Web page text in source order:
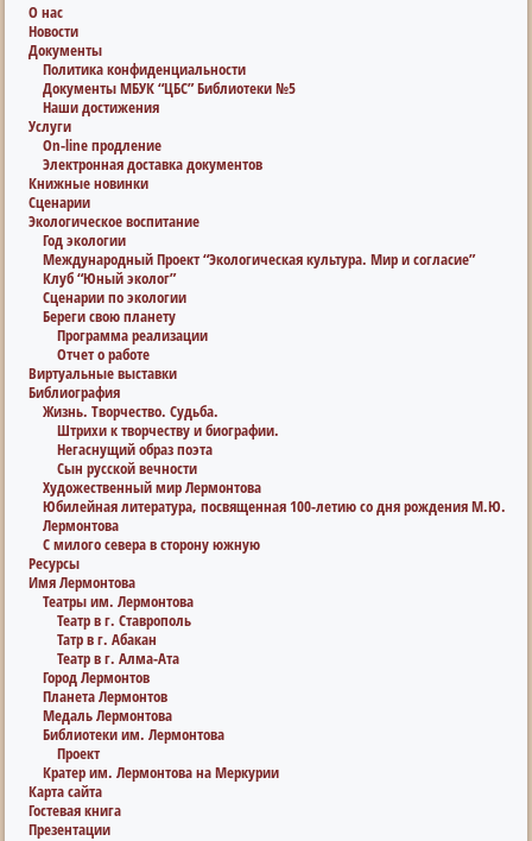
О нас
Новости
Документы
Политика конфиденциальности
Документы МБУК “ЦБС” Библиотеки №5
Наши достижения
Услуги
On-line продление
Электронная доставка документов
Книжные новинки
Сценарии
Экологическое воспитание
Год экологии
Международный Проект “Экологическая культура. Мир и согласие”
Клуб “Юный эколог”
Сценарии по экологии
Береги свою планету
Программа реализации
Отчет о работе
Виртуальные выставки
Библиография
Жизнь. Творчество. Судьба.
Штрихи к творчеству и биографии.
Негаснущий образ поэта
Сын русской вечности
Художественный мир Лермонтова
Юбилейная литература, посвященная 100-летию со дня рождения М.Ю.
Лермонтова
С милого севера в сторону южную
Ресурсы
Имя Лермонтова
Театры им. Лермонтова
Театр в г. Ставрополь
Татр в г. Абакан
Театр в г. Алма-Ата
Город Лермонтов
Планета Лермонтов
Медаль Лермонтова
Библиотеки им. Лермонтова
Проект
Кратер им. Лермонтова на Меркурии
Карта сайта
Гостевая книга
Презентации